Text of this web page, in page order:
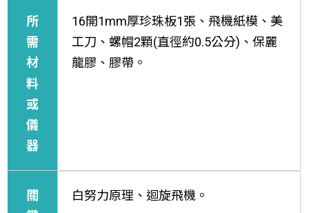
所
需
材
料
或
儀
器
16開1mm厚珍珠板1張、飛機紙模、美
工刀、螺帽2顆(直徑約0.5公分)、保麗
龍膠、膠帶。
關
白努力原理、迴旋飛機。